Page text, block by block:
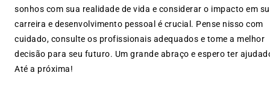
sonhos com sua realidade de vida e considerar o impacto em
carreira e desenvolvimento pessoal é crucial. Pense nisso com
cuidado, consulte os profissionais adequados e tome a melhor
decisão para seu futuro. Um grande abraço e espero ter
Até a próxima!